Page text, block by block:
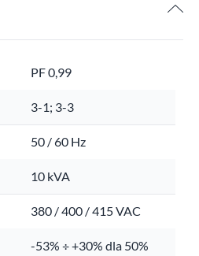
PF 0,99
3-1; 3-3
50 / 60 Hz
10 kVA
380 / 400 / 415 VAC
-53% ÷ +30% dla 50%